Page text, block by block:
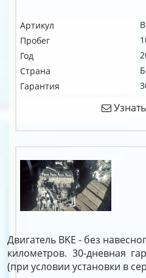
Артикул
Пробег
Год
Страна
Гарантия
Двигатель BKE - без
километров. 30-дневная
(при условии установки в